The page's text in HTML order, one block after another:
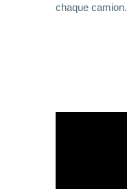
chaque camion.